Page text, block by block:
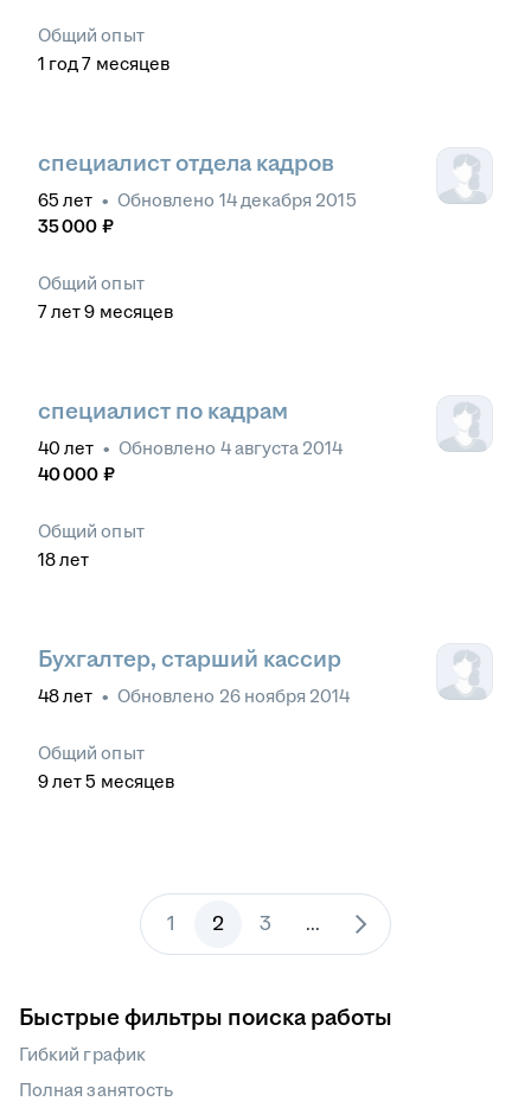
Общий опыт
1 год 7 месяцев
специалист отдела кадров
65 лет • Обновлено 14 декабря 2015
35 000 ₽
Общий опыт
7лет 9 месяцев
специалист по кадрам
40 лет • Обновлено 4 августа 2014
40 000 ₽
Общий опыт
18лет
Бухгалтер, старший кассир
48лет • Обновлено 26 ноября 2014
Общий опыт
9лет 5 месяцев
1 2 3 ...
Быстрые фильтры поиска работы
Гибкий график
Полная занятость